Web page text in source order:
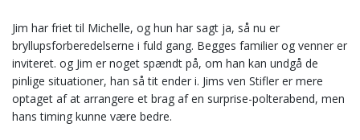
Om
Scope
Kontakt
©
Jim har friet til Michelle, og hun har sagt ja, så nu er
bryllupsforberedelserne i fuld gang. Begges familier og venner er
inviteret. og Jim er noget spændt på, om han kan undgå de
pinlige situationer, han så tit ender i. Jims ven Stifler er mere
optaget af at arrangere et brag af en surprise-polterabend, men
hans timing kunne være bedre.